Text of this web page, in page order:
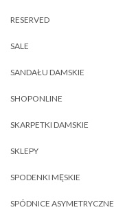
RESERVED
SALE
SANDAŁU DAMSKIE
SHOPONLINE
SKARPETKI DAMSKIE
SKLEPY
SPODENKI MĘSKIE
SPÓDNICE ASYMETRYCZNE